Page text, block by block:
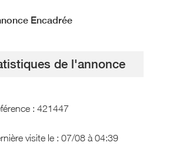
Encadrée
de l'annonce
: 421447
visite le : 07/08 à 04:39